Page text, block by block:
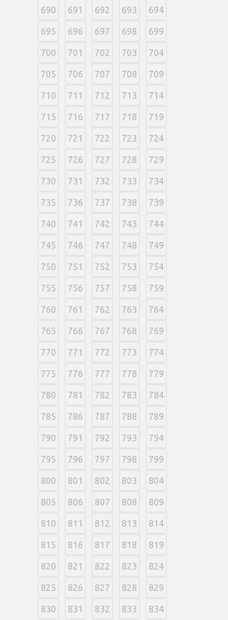
690 691 692 693 694
695 696 697 698 699
700 701 702 703 704
705 706 707 708 709
710 711 712 713 714
715 716 717 718 719
720 721 722 723 724
725 726 727 728 729
730 731 732 733 734
735 736 737 738 739
740 741 742 743 744
745 746 747 748 749
750 751 752 753 754
755 756 757 758 759
760 761 762 763 764
765 766 767 768 769
770 771 772 773 774
775 776 777 778 779
780 781 782 783 784
785 786 787 788 789
790 791 792 793 794
795 796 797 798 799
800 801 802 803 804
805 806 807 808 809
810 811 812 813 814
815 816 817 818 819
820 821 822 823 824
825 826 827 828 829
830 831 832 833 834